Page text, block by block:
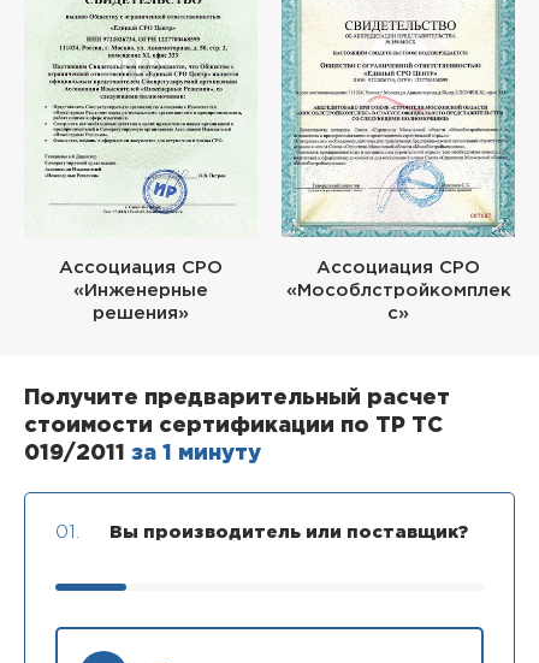
Ассоциация СРО
«Инженерные
решения»
Ассоциация СРО
«Мособлстройкомплек
с»
Получите предварительный расчет
стоимости сертификации по ТР ТС
019/2011 за 1 минуту
01. Вы производитель или поставщик?